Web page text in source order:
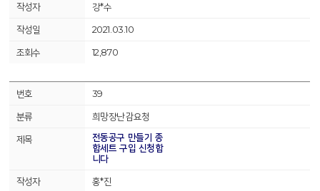
강*수
2021.03.10
12,870
39
희망장난감요청
전동공구 만들기 종
합세트 구입 신청합
니다
홍*진